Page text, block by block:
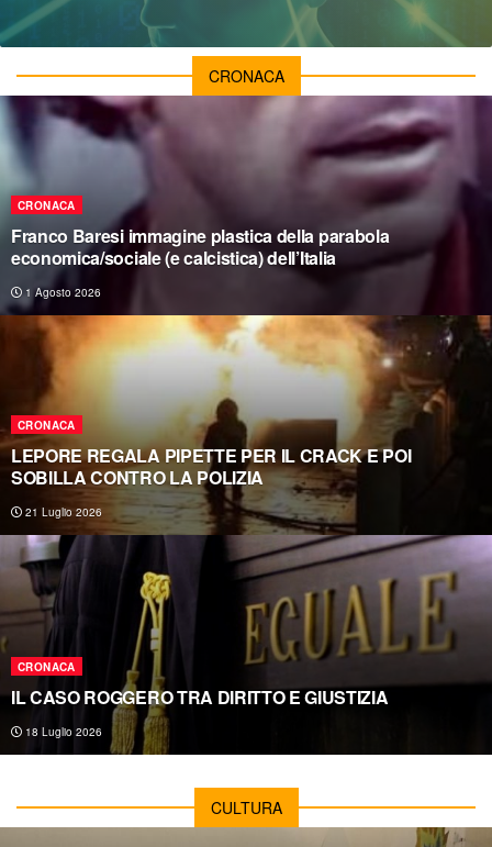
CRONACA
CRONACA
Franco Baresi immagine plastica della parabola
economica/sociale (e calcistica) dell’Italia
1 Agosto 2026
CRONACA
LEPORE REGALA PIPETTE PER IL CRACK E POI
SOBILLA CONTRO LA POLIZIA
21 Luglio 2026
CRONACA
IL CASO ROGGERO TRA DIRITTO E GIUSTIZIA
18 Luglio 2026
CULTURA